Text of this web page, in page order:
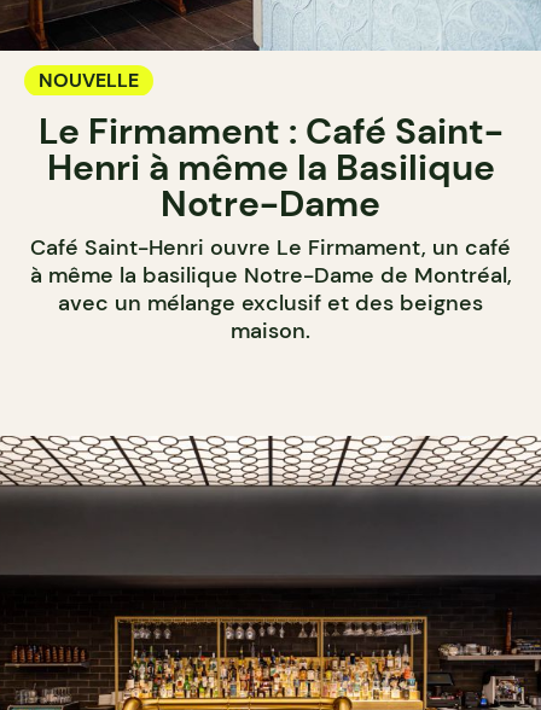
NOUVELLE
Le Firmament : Café Saint-
Henri à même la Basilique
Notre-Dame
Café Saint-Henri ouvre Le Firmament, un café
à même la basilique Notre-Dame de Montréal,
avec un mélange exclusif et des beignes
maison.